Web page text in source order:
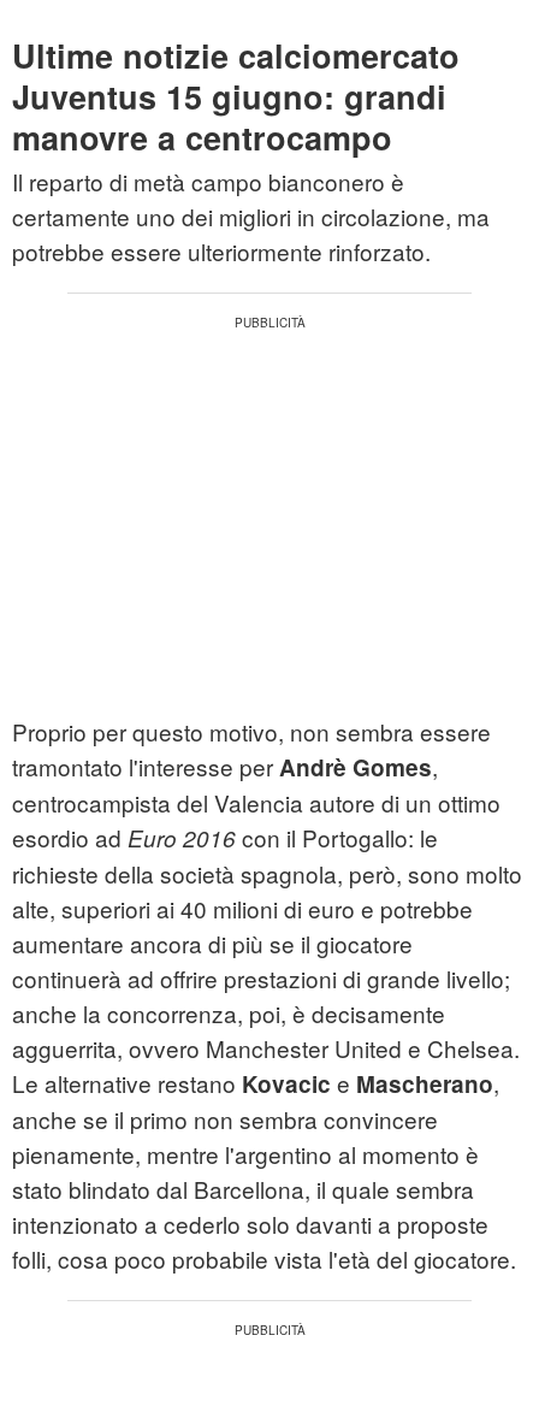
Ultime notizie calciomercato
Juventus 15 giugno: grandi
manovre a centrocampo
Il reparto di metà campo bianconero è
certamente uno dei migliori in circolazione, ma
potrebbe essere ulteriormente rinforzato.
Proprio per questo motivo, non sembra essere
tramontato l'interesse perAndrè Gomes,
centrocampista del Valencia autore di un ottimo
esordio ad Euro 2016con il Portogallo: le
richieste della società spagnola, però, sono molto
alte, superiori ai 40 milioni di euro e potrebbe
aumentare ancora di più se il giocatore
continuerà ad offrire prestazioni di grande livello;
anche la concorrenza, poi, è decisamente
agguerrita, ovvero Manchester United e Chelsea.
Le alternative restano Kovacic e Mascherano,
anche se il primo non sembra convincere
pienamente, mentre l'argentino al momento è
stato blindato dal Barcellona, il quale sembra
intenzionato a cederlo solo davanti a proposte
folli, cosa poco probabile vista l'età del giocatore.